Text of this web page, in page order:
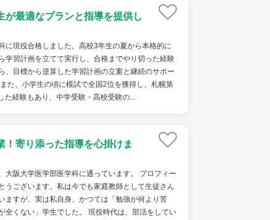
が最適なプランと指導を提供し
に現役合格しました。高校3年生の夏から本格的に
学習計画を立てて実行し、合格までやり切った経験
、目標から逆算した学習計画の立案と継続のサポー
た、小学生の頃に模試で全国2位を獲得し、札幌第
た経験もあり、中学受験・高校受験の...
！寄り添った指導を心掛けま
大阪大学医学部医学科に通っています。 プロフィー
うございます。私は今でも家庭教師として生徒さん
ますが、実は私自身、かつては「勉強が何より苦
全くない」学生でした。 現役時代は、部活をしてい